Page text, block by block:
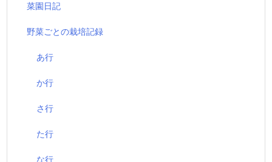
菜園日記
野菜ごとの栽培記録
あ行
か行
さ行
た行
な行